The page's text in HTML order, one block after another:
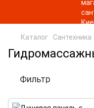
Каталог Сантехника
Фильтр